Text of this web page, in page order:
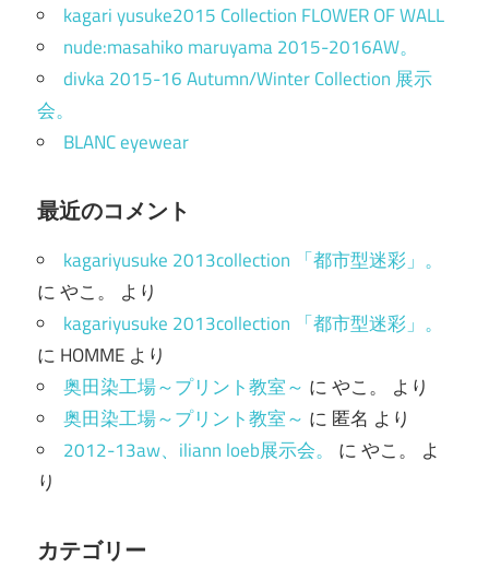
kagari yusuke2015 Collection FLOWER OF WALL
nude:masahiko maruyama 2015-2016AW。
divka 2015-16 Autumn/Winter Collection 展示
会。
BLANC eyewear
最近のコメント
kagariyusuke 2013collection 「都市型迷彩」。
にやこ。
より
kagariyusuke 2013collection 「都市型迷彩」。
に HOMME より
奥田染工場～プリント教室～ にやこ。
より
奥田染工場～プリント教室～ に 匿名 より
2012-13aw、iliann loeb展示会。
にやこ。
よ
り
カテゴリー